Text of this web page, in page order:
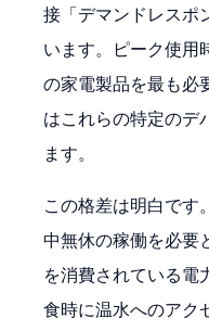
接「デマンドレスポ
います。ピーク使用
の家電製品を最も必
はこれらの特定のデ
ます。
この格差は明白で
中無休の稼働を必要
を消費されている電
食時に温水へのアク